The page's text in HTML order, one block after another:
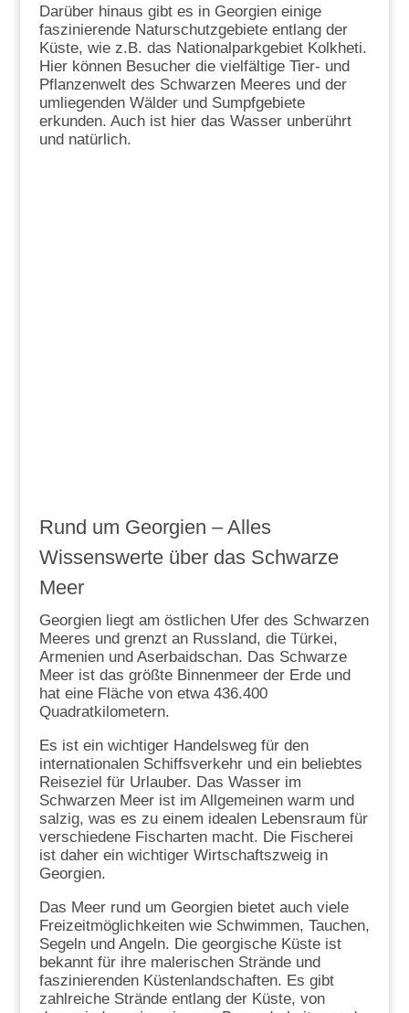
Darüber hinaus gibt es in Georgien einige
faszinierende Naturschutzgebiete entlang der
Küste, wie z.B. das Nationalparkgebiet Kolkheti.
Hier können Besucher die vielfältige Tier- und
Pflanzenwelt des Schwarzen Meeres und der
umliegenden Wälder und Sumpfgebiete
erkunden. Auch ist hier das Wasser unberührt
und natürlich.
Rund um Georgien – Alles
Wissenswerte über das Schwarze
Meer
Georgien liegt am östlichen Ufer des Schwarzen
Meeres und grenzt an Russland, die Türkei,
Armenien und Aserbaidschan. Das Schwarze
Meer ist das größte Binnenmeer der Erde und
hat eine Fläche von etwa 436.400
Quadratkilometern.
Es ist ein wichtiger Handelsweg für den
internationalen Schiffsverkehr und ein beliebtes
Reiseziel für Urlauber. Das Wasser im
Schwarzen Meer ist im Allgemeinen warm und
salzig, was es zu einem idealen Lebensraum für
verschiedene Fischarten macht. Die Fischerei
ist daher ein wichtiger Wirtschaftszweig in
Georgien.
Das Meer rund um Georgien bietet auch viele
Freizeitmöglichkeiten wie Schwimmen, Tauchen,
Segeln und Angeln. Die georgische Küste ist
bekannt für ihre malerischen Strände und
faszinierenden Küstenlandschaften. Es gibt
zahlreiche Strände entlang der Küste, von